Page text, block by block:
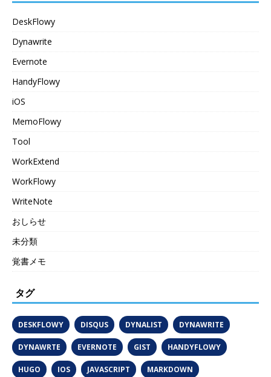
DeskFlowy
Dynawrite
Evernote
HandyFlowy
iOS
MemoFlowy
Tool
WorkExtend
WorkFlowy
WriteNote
おしらせ
未分類
覚書メモ
タグ
DESKFLOWY DISQUS DYNALIST DYNAWRITE
DYNAWRTE EVERNOTE GIST HANDYFLOWY
HUGO IOS JAVASCRIPT MARKDOWN